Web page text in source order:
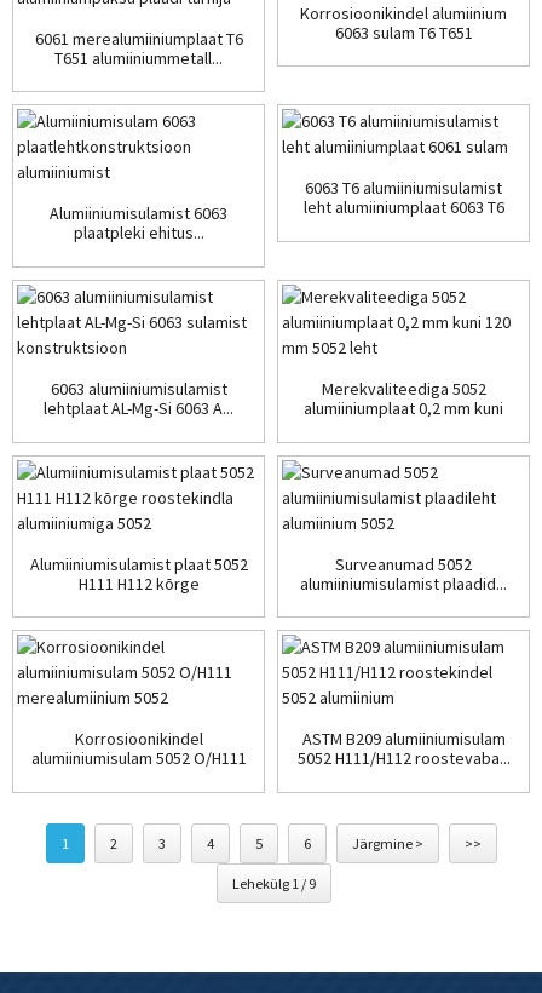
6061 merealumiiniumplaat T6
T651 alumiiniummetall...
Korrosioonikindel alumiinium
6063 sulam T6 T651
Alumiiniumisulamist 6063
plaatpleki ehitus...
6063 T6 alumiiniumisulamist
leht alumiiniumplaat 6063 T6
alumiiniumsulamist leht 6063
6063 T6 alumiiniumsulamist
leht 6063 T6
alumiiniumsulamist leht 606
6063 alumiiniumisulamist
lehtplaat AL-Mg-Si 6063 A...
Merekvaliteediga 5052
alumiiniumplaat 0,2 mm kuni
Alumiiniumisulamist plaat 5052
H111 H112 kõrge
Surveanumad 5052
alumiiniumisulamist plaadid...
Korrosioonikindel
alumiiniumisulam 5052 O/H111
ASTM B209 alumiiniumisulam
5052 H111/H112 roostevaba...
1 2 3 4 5 6 Järgmine > >>
Lehekülg 1 / 9